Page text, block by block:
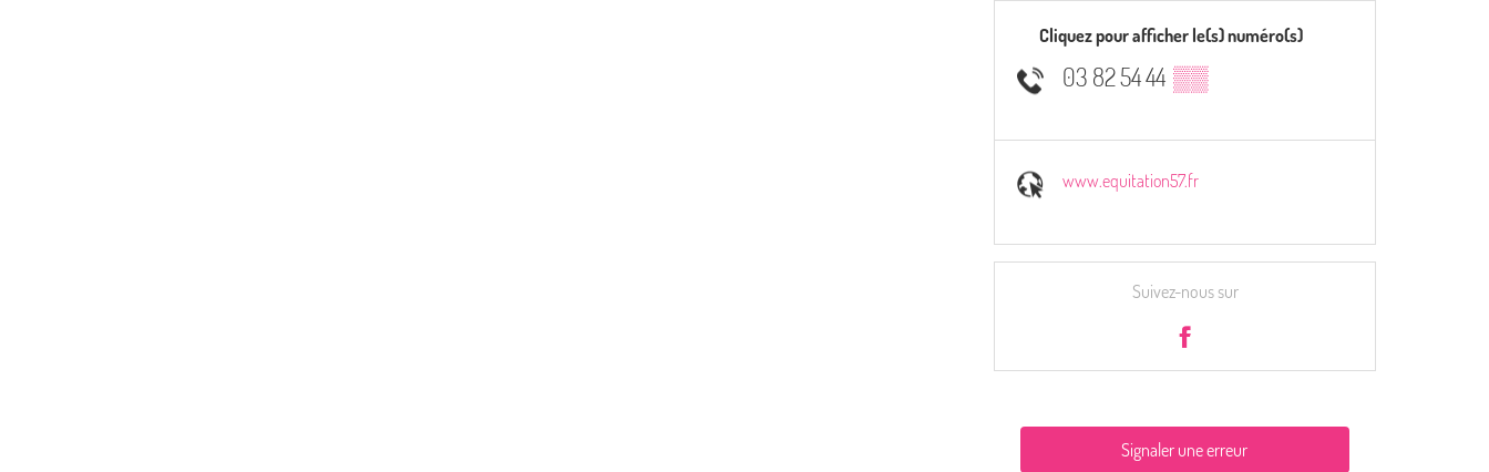
Cliquez pour afficher le(s) numéro(s)
03 82 54 44 ▒▒
www.equitation57.fr
Suivez-nous sur
Signaler une erreur